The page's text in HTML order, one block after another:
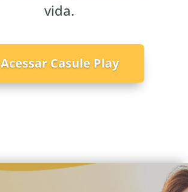
vida.
Acessar Casule Play